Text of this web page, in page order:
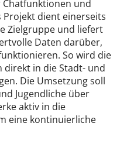
Chatfunktionen und
dient einerseits
Zielgruppe und liefert
Daten darüber,
So wird die
direkt in die Stadt- und
Die Umsetzung soll
Jugendliche über
aktiv in die
eine kontinuierliche